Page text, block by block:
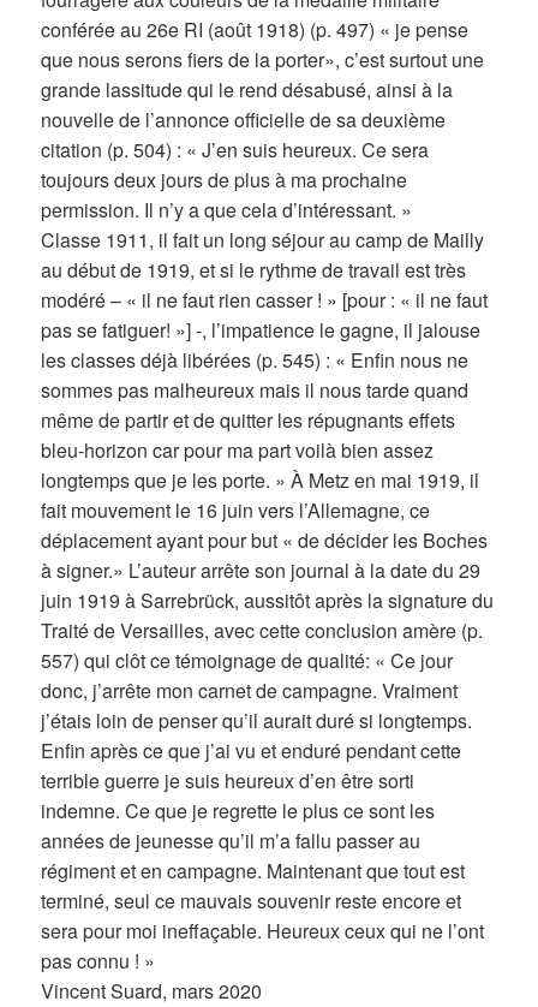
conférée au 26e RI (août 1918) (p. 497) « je pense
que nous serons fiers de la porter», c’est surtout une
grande lassitude qui le rend désabusé, ainsi à la
nouvelle de l’annonce officielle de sa deuxième
citation (p. 504) : « J’en suis heureux. Ce sera
toujours deux jours de plus à ma prochaine
permission. Il n’y a que cela d’intéressant. »
Classe 1911, il fait un long séjour au camp de Mailly
au début de 1919, et si le rythme de travail est très
modéré – « il ne faut rien casser ! » [pour : « il ne faut
pas se fatiguer! »] -, l’impatience le gagne, il jalouse
les classes déjà libérées (p. 545) : « Enfin nous ne
sommes pas malheureux mais il nous tarde quand
même de partir et de quitter les répugnants effets
bleu-horizon car pour ma part voilà bien assez
longtemps que je les porte. » À Metz en mai 1919, il
fait mouvement le 16 juin vers l’Allemagne, ce
déplacement ayant pour but « de décider les Boches
à signer.» L’auteur arrête son journal à la date du 29
juin 1919 à Sarrebrück, aussitôt après la signature du
Traité de Versailles, avec cette conclusion amère (p.
557) qui clôt ce témoignage de qualité: « Ce jour
donc, j’arrête mon carnet de campagne. Vraiment
j’étais loin de penser qu’il aurait duré si longtemps.
Enfin après ce que j’ai vu et enduré pendant cette
terrible guerre je suis heureux d’en être sorti
indemne. Ce que je regrette le plus ce sont les
années de jeunesse qu’il m’a fallu passer au
régiment et en campagne. Maintenant que tout est
terminé, seul ce mauvais souvenir reste encore et
sera pour moi ineffaçable. Heureux ceux qui ne l’ont
pas connu ! »
Vincent Suard, mars 2020